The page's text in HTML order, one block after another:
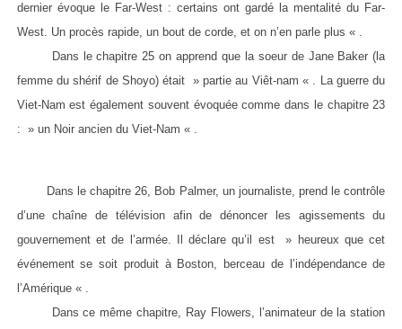
dernier évoque le Far-West : certains ont gardé la mentalité du Far-
West. Un procès rapide, un bout de corde, et on n’en parle plus « .
Dans le chapitre 25 on apprend que la soeur de Jane Baker (la
femme du shérif de Shoyo) était » partie au Viêt-nam « . La guerre du
Viet-Nam est également souvent évoquée comme dans le chapitre 23
: » un Noir ancien du Viet-Nam « .
Dans le chapitre 26, Bob Palmer, un journaliste, prend le contrôle
d’une chaîne de télévision afin de dénoncer les agissements du
gouvernement et de l’armée. Il déclare qu’il est » heureux que cet
événement se soit produit à Boston, berceau de l’indépendance de
l’Amérique « .
Dans ce même chapitre, Ray Flowers, l’animateur de la station